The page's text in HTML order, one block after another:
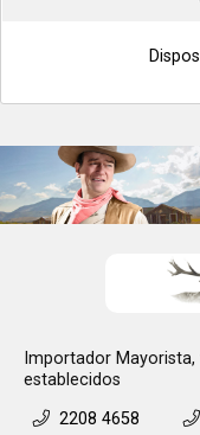
Importador
establecidos
2208 4658